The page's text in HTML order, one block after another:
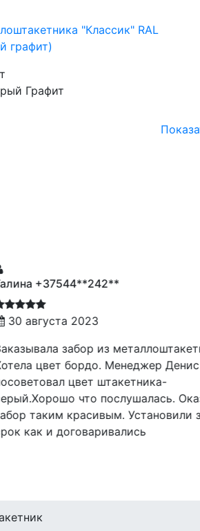
"Классик" RAL
графит)
Графит
+37544**242**
августа 2023
забор из
цвет бордо. Менеджер Денис
цвет штакетника-
что послушалась.
таким красивым. Установили
как и договаривались